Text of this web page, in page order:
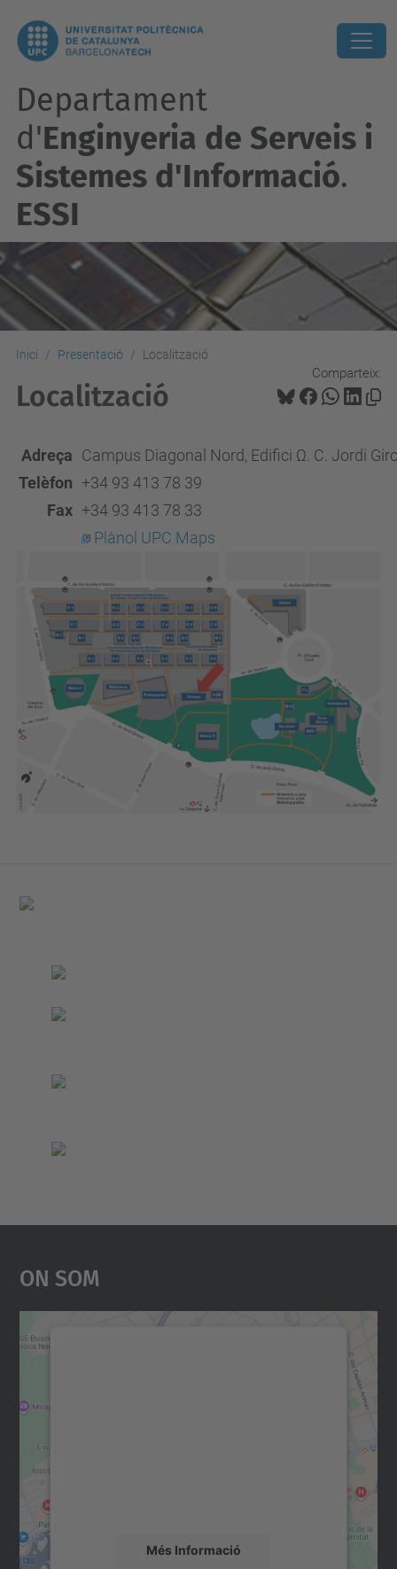
Departament
d'Enginyeria de Serveis i
Sistemes d'Informació.
ESSI
Inici Presentació Localització
Comparteix:
Localització
Adreça Campus Diagonal Nord, Edifici Ω. C. Jordi
Telèfon +34 93 413 78 39
Fax +34 93 413 78 33
Plànol UPC Maps
On Som
Més Informació